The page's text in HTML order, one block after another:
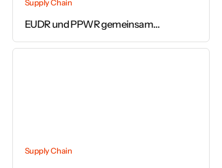
Supply Chain
EUDR und PPWR gemeinsam
Supply Chain